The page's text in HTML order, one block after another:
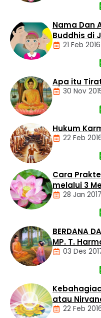
Tempat
Buddhis
Berita
Daerah
Nasional
Panti
Asuhan
Nama Dan
Buddhis di
21 Feb 2016
Dasar
Agama
Buddha
Tiga
Mustika
Apa itu
30 Nov
Artikel
Dasar
Agama
Buddha
Hukum
dan
Tumimbal-
lahir
Hukum
22 Feb
Meditasi
Cara
melalui 3
28 Jan 2017
BERDANA
MP. T.
03 Des
atau
22 Feb